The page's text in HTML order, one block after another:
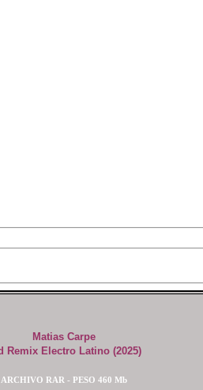
Matias Carpe
Remix Electro Latino (2025)
ARCHIVO RAR - PESO 460 Mb